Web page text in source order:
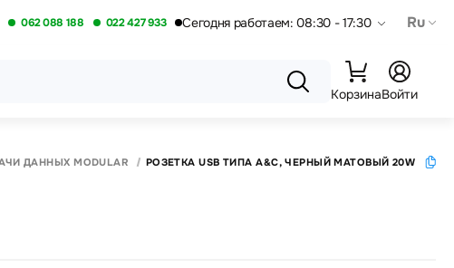
062 088 188 022 427 933 Сегодня работаем: 08:30 - 17:30 Ru
КорзинаВойти
ДАННЫХ MODULAR РОЗЕТКА USB ТИПА А&С, ЧЕРНЫЙ МАТОВЫЙ 20W